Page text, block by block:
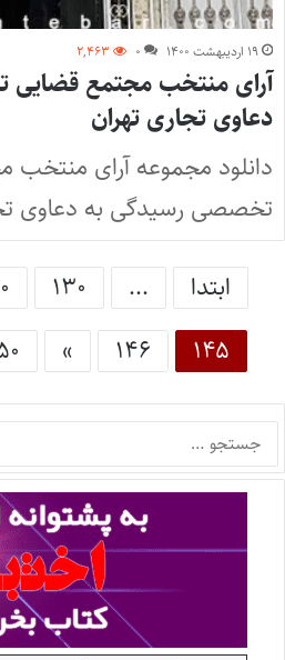
۱۹ اردیبهشت ۱۴۰۰ ۰ ۲,۴۶۳
آرای منتخب مجتمع
دعاوی تجاری تهران
دانلود مجموعه آرای
تخصصی رسیدگی به دعاوی
ابتدا ... ۱۳۰
۱۴۵
۱۴۶ »